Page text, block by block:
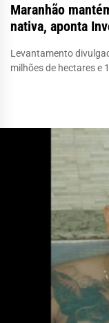
Maranhão
nativa, aponta
Levantamento
milhões de hectares e